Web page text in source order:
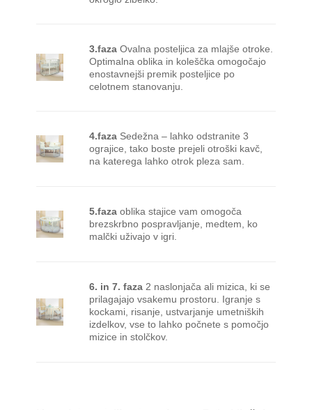
3.faza Ovalna posteljica za mlajše otroke.
Optimalna oblika in koleščka omogočajo
enostavnejši premik posteljice po
celotnem stanovanju.
4.fazaSedežna – lahko odstranite 3
ograjice, tako boste prejeli otroški kavč,
na katerega lahko otrok pleza sam.
5.fazaoblika stajice vam omogoča
brezskrbno pospravljanje, medtem, ko
malčki uživajo v igri.
6. in 7. faza2 naslonjača ali mizica, ki se
prilagajajo vsakemu prostoru. Igranje s
kockami, risanje, ustvarjanje umetniških
izdelkov, vse to lahko počnete s pomočjo
mizice in stolčkov.